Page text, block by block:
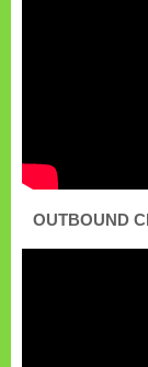
OUTBOUND